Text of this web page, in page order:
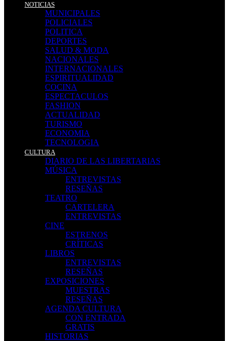
NOTICIAS
MUNICIPALES
POLICIALES
POLITICA
DEPORTES
SALUD & MODA
NACIONALES
INTERNACIONALES
ESPIRITUALIDAD
COCINA
ESPECTACULOS
FASHION
ACTUALIDAD
TURISMO
ECONOMIA
TECNOLOGIA
CULTURA
DIARIO DE LAS LIBERTARIAS
MÚSICA
ENTREVISTAS
RESEÑAS
TEATRO
CARTELERA
ENTREVISTAS
CINE
ESTRENOS
CRÍTICAS
LIBROS
ENTREVISTAS
RESEÑAS
EXPOSICIONES
MUESTRAS
RESEÑAS
AGENDA CULTURA
CON ENTRADA
GRATIS
HISTORIAS